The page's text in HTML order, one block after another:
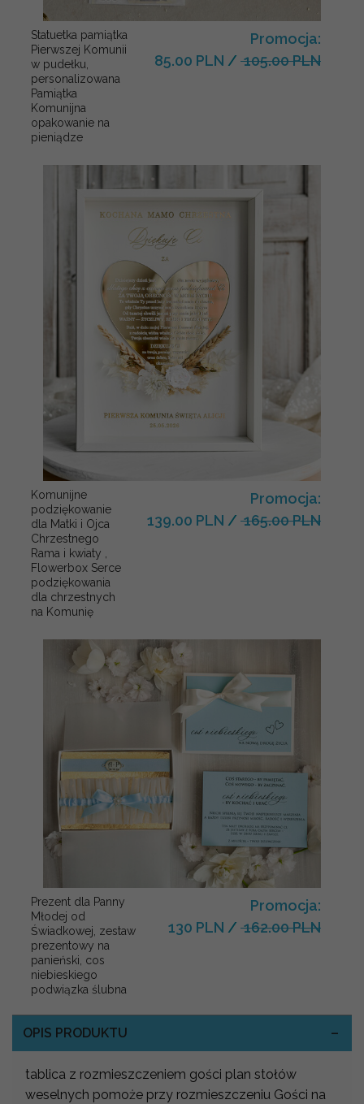
Statuetka pamiątka
Pierwszej Komunii
w pudełku,
personalizowana
Pamiątka
Komunijna
opakowanie na
pieniądze
Promocja:
85.00 PLN / 105.00 PLN
Komunijne
podziękowanie
dla Matki i Ojca
Chrzestnego
Rama i kwiaty ,
Flowerbox Serce
podziękowania
dla chrzestnych
na Komunię
Promocja:
139.00 PLN / 165.00 PLN
Prezent dla Panny
Młodej od
Świadkowej, zestaw
prezentowy na
panieński, cos
niebieskiego
podwiązka ślubna
Promocja:
130 PLN / 162.00 PLN
OPIS PRODUKTU
tablica z rozmieszczeniem gości plan stołów
weselnych pomoże przy rozmieszczeniu Gości na